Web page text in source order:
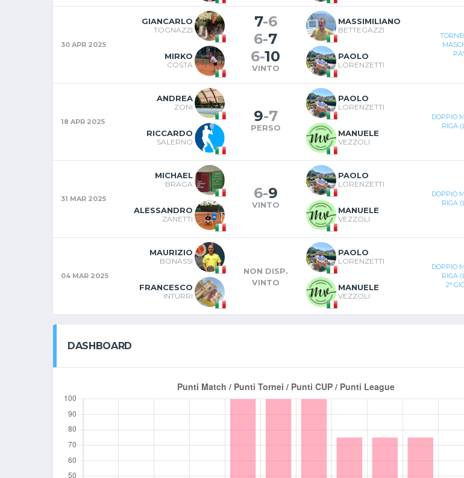
30 APR 2025
GIANCARLO
TOGNAZZI
MIRKO
COSTA
7-6
6-7
6-10
VINTO
MASSIMILIANO
BETTEGAZZI
PAOLO
LORENZETTI
18 APR 2025
ANDREA
ZONI
RICCARDO
SALERNO
9-7
PERSO
PAOLO
LORENZETTI
MANUELE
VEZZOLI
DOPPIO
RIGA
31 MAR 2025
MICHAEL
BRAGA
ALESSANDRO
ZANETTI
6-9
VINTO
PAOLO
LORENZETTI
MANUELE
VEZZOLI
DOPPIO
RIGA
04 MAR 2025
MAURIZIO
BONASSI
FRANCESCO
INTURRI
NON DISP.
VINTO
PAOLO
LORENZETTI
MANUELE
VEZZOLI
DOPPIO
RIGA
2°
DASHBOARD